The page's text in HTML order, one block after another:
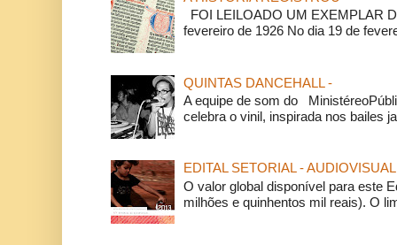
FOI LEILOADO UM EXEMPLAR
fevereiro de 1926 No dia 19 de
QUINTAS DANCEHALL -
A equipe de som do
celebra o vinil, inspirada nos bailes
EDITAL SETORIAL - AUDIOVISUAL
O valor global disponível para este
milhões e quinhentos mil reais). O